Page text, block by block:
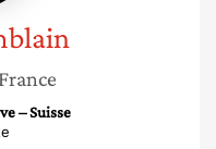
– Suisse